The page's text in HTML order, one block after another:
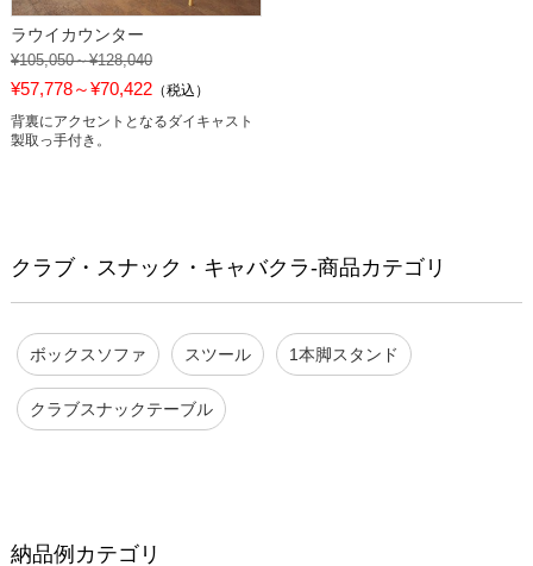
ラウイカウンター
¥105,050～¥128,040
¥57,778～¥70,422（税込）
背裏にアクセントとなるダイキャスト
製取っ手付き。
クラブ・スナック・キャバクラ-商品カテゴリ
ボックスソファ スツール 1本脚スタンド
クラブスナックテーブル
納品例カテゴリ